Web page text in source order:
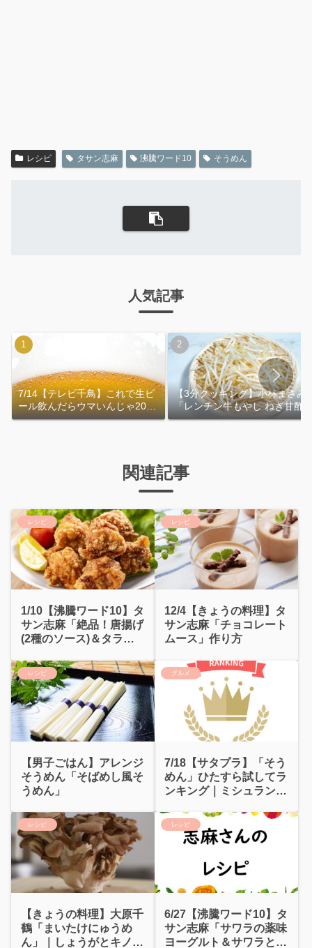
レシピ タサン志麻 沸騰ワード10 そうめん
人気記事
7/14【テレビ千鳥】これで生ビ
ール飲んだらウマいんじゃ2026
｜おおよその作り方
【3分クッキング】小林まさみ
「レンチン牛もやし ねぎ甘酢
れ」作り方
関連記事
レシピ
1/10【沸騰ワード10】タ
サン志麻「絶品！唐揚げ
(2種のソース)＆タラの
レシピ
12/4【きょうの料理】タ
サン志麻「チョコレート
ムース」作り方
レシピ
【男子ごはん】アレンジ
そうめん「そばめし風そ
うめん」
グルメ
7/18【サタプラ】「そう
めん」ひたすら試してラ
ンキング｜ミシュランレ
レシピ
【きょうの料理】大原千
鶴「まいたけにゅうめ
ん」｜しょうがとキノコ
レシピ
6/27【沸騰ワード10】タ
サン志麻「サワラの薬味
ヨーグルト＆サワラとひ